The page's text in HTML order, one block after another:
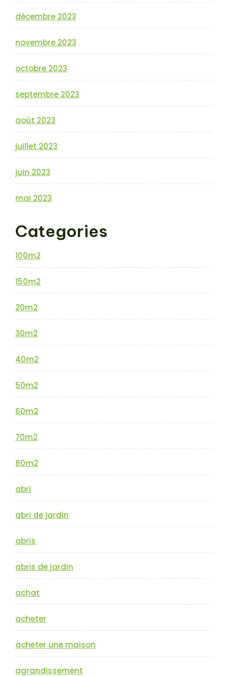
décembre 2023
novembre 2023
octobre 2023
septembre 2023
août 2023
juillet 2023
juin 2023
mai 2023
Categories
100m2
150m2
20m2
30m2
40m2
50m2
60m2
70m2
80m2
abri
abri de jardin
abris
abris de jardin
achat
acheter
acheter une maison
agrandissement